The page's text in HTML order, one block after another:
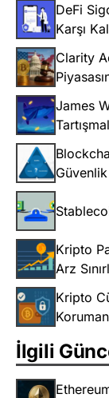
DeFi
Karşı
Clarity
James
Kripto
Arz
Kripto
İlgili